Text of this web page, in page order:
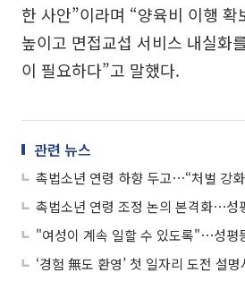
한 사안”이라며 “양육비 이행 확
높이고 면접교섭 서비스 내실화
이 필요하다”고 말했다.
관련 뉴스
촉법소년 연령 조정 논의 본격화⋯성
‘경험 無도 환영’ 첫 일자리 도전 설명